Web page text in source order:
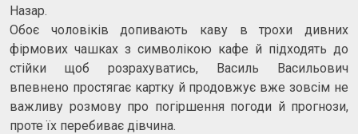
Назар.
Обоє чоловіків допивають каву в трохи дивних
фірмових чашках з символікою кафе й підходять до
стійки щоб розрахуватись, Василь Васильович
впевнено простягає картку й продовжує вже зовсім не
важливу розмову про погіршення погоди й прогнози,
проте їх перебиває дівчина.